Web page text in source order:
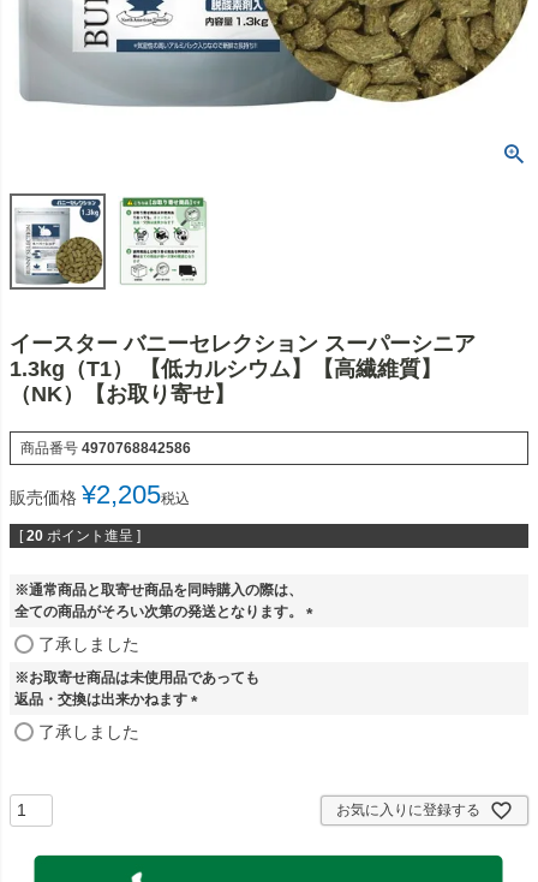
イースター バニーセレクション スーパーシニア
1.3kg（T1） 【低カルシウム】【高繊維質】
（NK）【お取り寄せ】
商品番号 4970768842586
販売価格 ¥2,205税込
[ 20 ポイント進呈 ]
※通常商品と取寄せ商品を同時購入の際は、
全ての商品がそろい次第の発送となります。
了承しました
※お取寄せ商品は未使用品であっても
返品・交換は出来かねます
了承しました
お気に入りに登録する